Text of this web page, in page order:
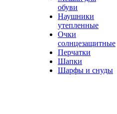
обуви
Наушники
утепленные
Очки
солнцезащитные
Перчатки
Шапки
Шарфы и снуды